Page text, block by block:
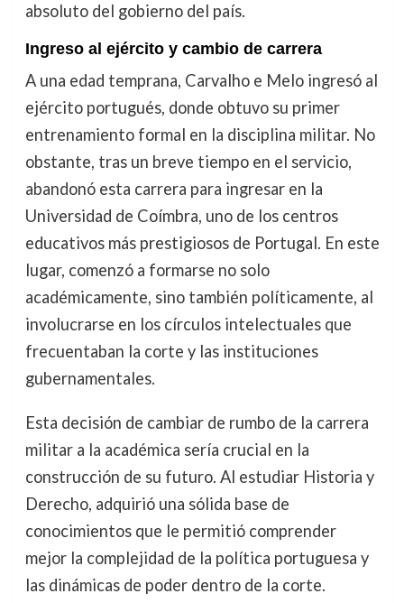
absoluto del gobierno del país.
Ingreso al ejército y cambio de carrera
A una edad temprana, Carvalho e Melo ingresó al
ejército portugués, donde obtuvo su primer
entrenamiento formal en la disciplina militar. No
obstante, tras un breve tiempo en el servicio,
abandonó esta carrera para ingresar en la
Universidad de Coímbra, uno de los centros
educativos más prestigiosos de Portugal. En este
lugar, comenzó a formarse no solo
académicamente, sino también políticamente, al
involucrarse en los círculos intelectuales que
frecuentaban la corte y las instituciones
gubernamentales.
Esta decisión de cambiar de rumbo de la carrera
militar a la académica sería crucial en la
construcción de su futuro. Al estudiar Historia y
Derecho, adquirió una sólida base de
conocimientos que le permitió comprender
mejor la complejidad de la política portuguesa y
las dinámicas de poder dentro de la corte.